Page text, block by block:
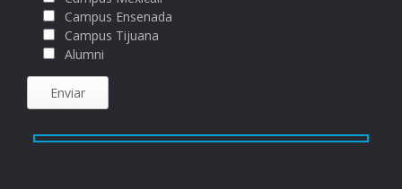
Campus Ensenada
Campus Tijuana
Alumni